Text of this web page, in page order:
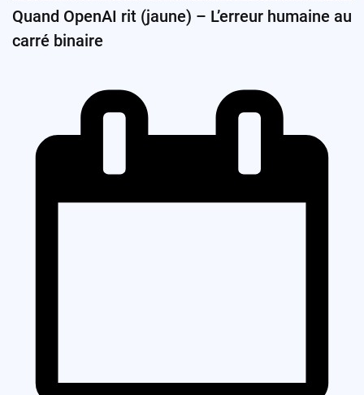
Quand OpenAI rit (jaune) – L’erreur humaine au
carré binaire